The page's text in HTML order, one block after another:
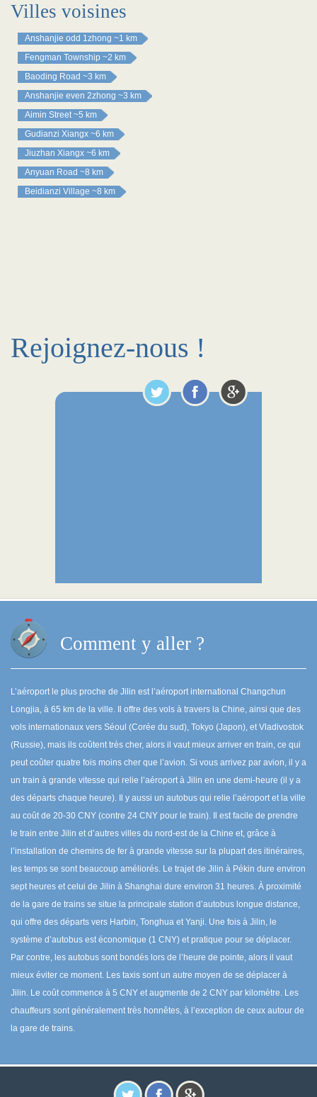
Villes voisines
Anshanjie odd 1zhong ~1 km
Fengman Township ~2 km
Baoding Road ~3 km
Anshanjie even 2zhong ~3 km
Aimin Street ~5 km
Gudianzi Xiangx ~6 km
Jiuzhan Xiangx ~6 km
Anyuan Road ~8 km
Beidianzi Village ~8 km
Rejoignez-nous !
Comment y aller ?
L’aéroport le plus proche de Jilin est l’aéroport international Changchun
Longjia, à 65 km de la ville. Il offre des vols à travers la Chine, ainsi que des
vols internationaux vers Séoul (Corée du sud), Tokyo (Japon), et Vladivostok
(Russie), mais ils coûtent très cher, alors il vaut mieux arriver en train, ce qui
peut coûter quatre fois moins cher que l’avion. Si vous arrivez par avion, il y a
un train à grande vitesse qui relie l’aéroport à Jilin en une demi-heure (il y a
des départs chaque heure). Il y aussi un autobus qui relie l’aéroport et la ville
au coût de 20-30 CNY (contre 24 CNY pour le train). Il est facile de prendre
le train entre Jilin et d’autres villes du nord-est de la Chine et, grâce à
l’installation de chemins de fer à grande vitesse sur la plupart des itinéraires,
les temps se sont beaucoup améliorés. Le trajet de Jilin à Pékin dure environ
sept heures et celui de Jilin à Shanghai dure environ 31 heures. À proximité
de la gare de trains se situe la principale station d’autobus longue distance,
qui offre des départs vers Harbin, Tonghua et Yanji. Une fois à Jilin, le
système d’autobus est économique (1 CNY) et pratique pour se déplacer.
Par contre, les autobus sont bondés lors de l’heure de pointe, alors il vaut
mieux éviter ce moment. Les taxis sont un autre moyen de se déplacer à
Jilin. Le coût commence à 5 CNY et augmente de 2 CNY par kilomètre. Les
chauffeurs sont généralement très honnêtes, à l’exception de ceux autour de
la gare de trains.